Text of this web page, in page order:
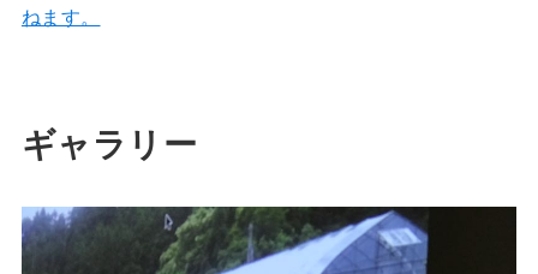
ねます。
ギャラリー